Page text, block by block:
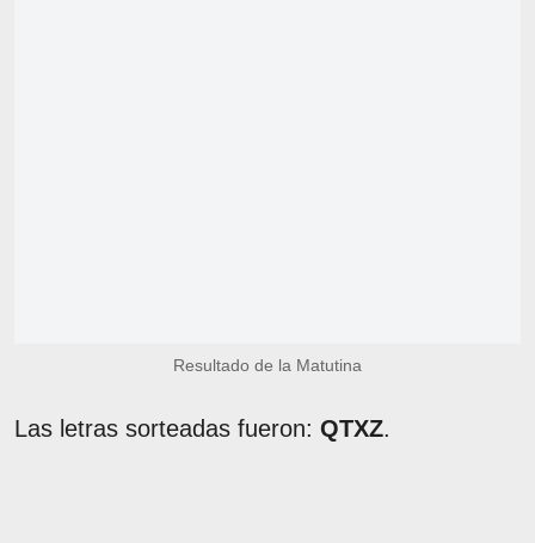
Resultado de la Matutina
Las letras sorteadas fueron: QTXZ.